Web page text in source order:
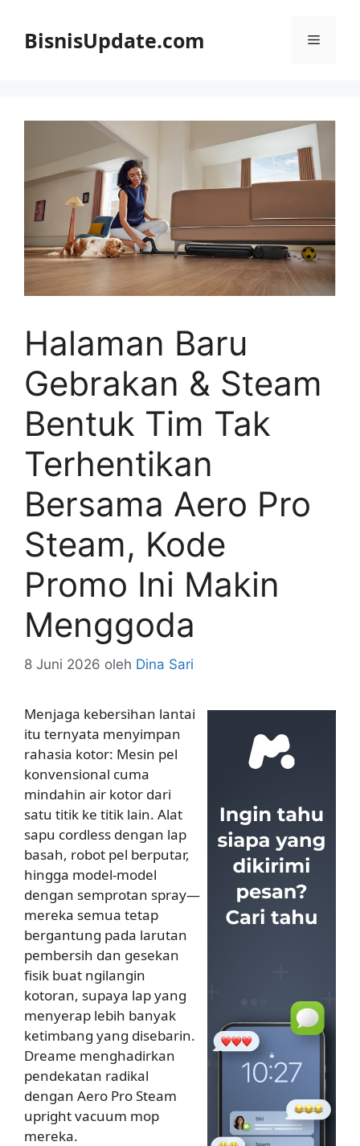
BisnisUpdate.com Menu
Halaman Baru
Gebrakan & Steam
Bentuk Tim Tak
Terhentikan
Bersama Aero Pro
Steam, Kode
Promo Ini Makin
Menggoda
8 Juni 2026 oleh Dina Sari
Menjaga kebersihan lantai
itu ternyata menyimpan
rahasia kotor: Mesin pel
konvensional cuma
mindahin air kotor dari
satu titik ke titik lain. Alat
sapu cordless dengan lap
basah, robot pel berputar,
hingga model-model
dengan semprotan spray—
mereka semua tetap
bergantung pada larutan
pembersih dan gesekan
fisik buat ngilangin
kotoran, supaya lap yang
menyerap lebih banyak
ketimbang yang disebarin.
Dreame menghadirkan
pendekatan radikal
dengan Aero Pro Steam
upright vacuum mop
mereka.